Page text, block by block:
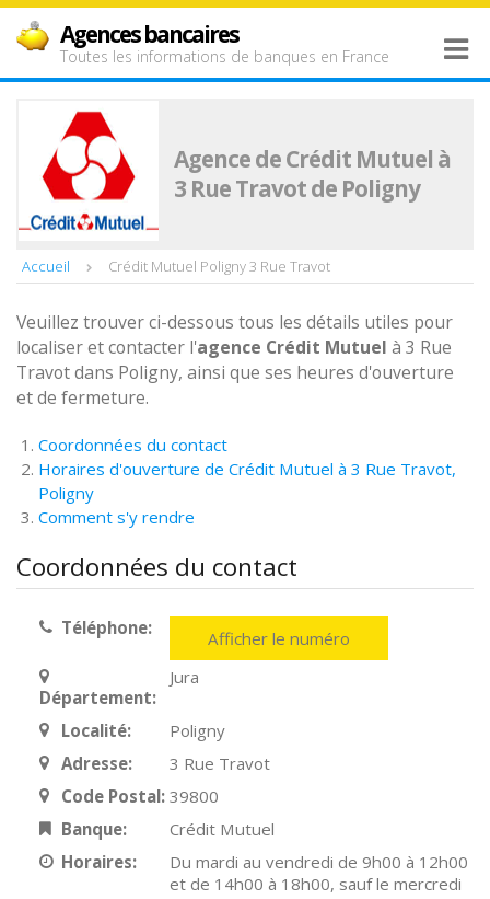
Agences bancaires
Toutes les informations de banques en France
Agence de Crédit Mutuel à
3 Rue Travot de Poligny
Accueil Crédit Mutuel Poligny 3 Rue Travot
Veuillez trouver ci-dessous tous les détails utiles pour
localiser et contacter l'agence Crédit Mutuel à 3 Rue
Travot dans Poligny, ainsi que ses heures d'ouverture
et de fermeture.
Coordonnées du contact
Horaires d'ouverture de Crédit Mutuel à 3 Rue Travot,
Poligny
Comment s'y rendre
Coordonnées du contact
Téléphone: Afficher le numéro
Département:
Jura
Localité:
Poligny
Adresse:
3 Rue Travot
Code Postal: 39800
Banque:
Crédit Mutuel
Horaires:
Du mardi au vendredi de 9h00 à 12h00
et de 14h00 à 18h00, sauf le mercredi